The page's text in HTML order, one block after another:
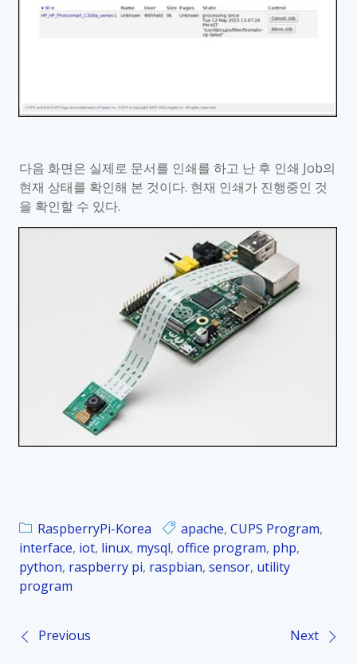
다음 화면은 실제로 문서를 인쇄를 하고 난 후 인쇄 Job의
현재 상태를 확인해 본 것이다. 현재 인쇄가 진행중인 것
을 확인할 수 있다.
RaspberryPi-Korea apache, CUPS Program,
interface, iot, linux, mysql, office program, php,
python, raspberry pi, raspbian, sensor, utility
program
P
Previous Next